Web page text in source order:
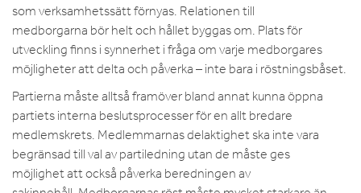
som verksamhetssätt förnyas. Relationen till
medborgarna bör helt och hållet byggas om. Plats för
utveckling finns i synnerhet i fråga om varje medborgares
möjligheter att delta och påverka – inte bara i röstningsbåset.
Partierna måste alltså framöver bland annat kunna öppna
partiets interna beslutsprocesser för en allt bredare
medlemskrets. Medlemmarnas delaktighet ska inte vara
begränsad till val av partiledning utan de måste ges
möjlighet att också påverka beredningen av